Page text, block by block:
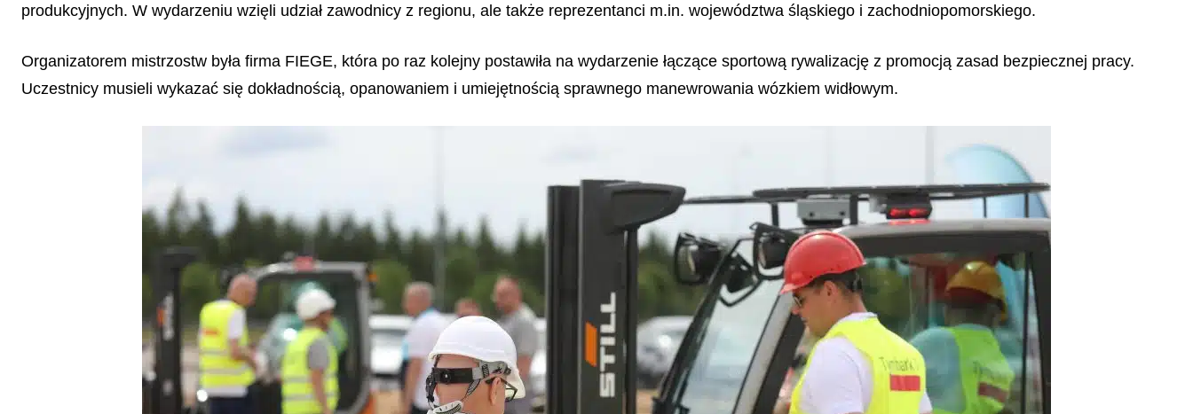
produkcyjnych. W wydarzeniu wzięli udział zawodnicy z regionu, ale także reprezentanci m.in. województwa śląskiego i zachodniopomorskiego.
Organizatorem mistrzostw była firma FIEGE, która po raz kolejny postawiła na wydarzenie łączące sportową rywalizację z promocją zasad bezpiecznej pracy.
Uczestnicy musieli wykazać się dokładnością, opanowaniem i umiejętnością sprawnego manewrowania wózkiem widłowym.